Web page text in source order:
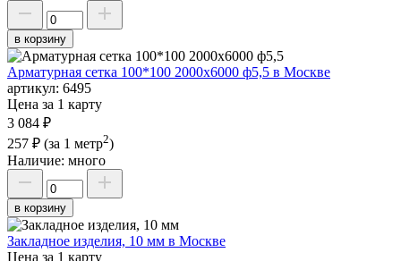
в корзину
Арматурная сетка 100*100 2000х6000 ф5,5 в Москве
артикул: 6495
Цена за 1 карту
3 084 ₽
257 ₽ (за 1 метр2)
Наличие: много
в корзину
Закладное изделия, 10 мм в Москве
Цена за 1 карту